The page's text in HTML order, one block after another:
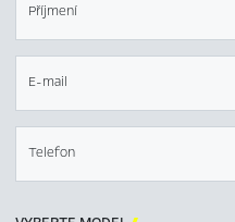
Příjmení
E-mail
Telefon